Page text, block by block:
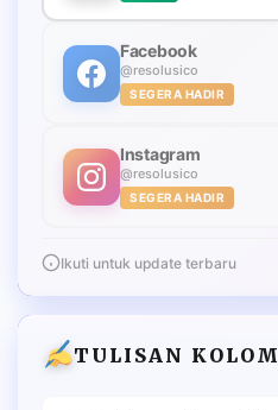
Facebook
@resolusico
SEGERA HADIR
Instagram
@resolusico
SEGERA HADIR
Ikuti untuk update terbaru
TULISAN KOLOM